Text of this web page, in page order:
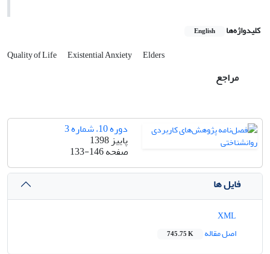
کلیدواژه‌ها English
Quality of Life Existential Anxiety Elders
مراجع
دوره 10، شماره 3
پاییز 1398
صفحه133-146
فایل ها
اصل مقاله
745.75 K